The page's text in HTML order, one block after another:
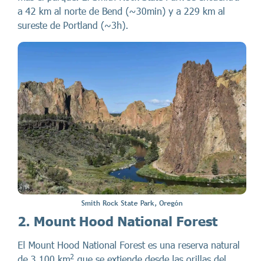
a 42 km al norte de Bend (~30min) y a 229 km al
sureste de Portland (~3h).
Smith Rock State Park, Oregón
2. Mount Hood National Forest
El Mount Hood National Forest es una reserva natural
2